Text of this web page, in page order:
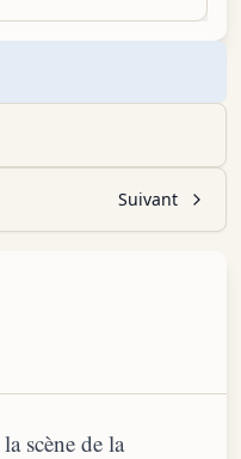
Suivant
scène de la